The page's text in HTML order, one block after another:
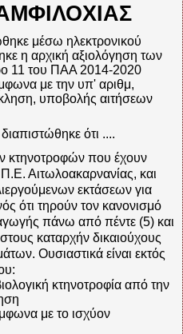
μέσω ηλεκτρονικού
η αρχική αξιολόγηση των
11 του ΠΑΑ 2014-2020
με την υπ' αριθμ,
υποβολής αιτήσεων
ότι ....
κτηνοτροφών που έχουν
Αιτωλοακαρνανίας, και
εκτάσεων για
ότι τηρούν τον κανονισμό
πάνω από πέντε (5) και
καταρχήν δικαιούχους
Ουσιαστικά είναι εκτός
κτηνοτροφία από την
με το ισχύον